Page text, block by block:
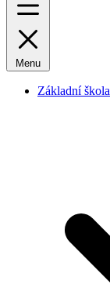
Menu
Základní škola